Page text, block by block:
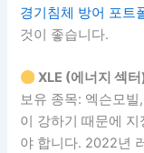
경기침체 방어 포트
것이 좋습니다.
XLE (에너지 섹터
보유 종목: 엑슨모
이 강하기 때문에
야 합니다. 2022년